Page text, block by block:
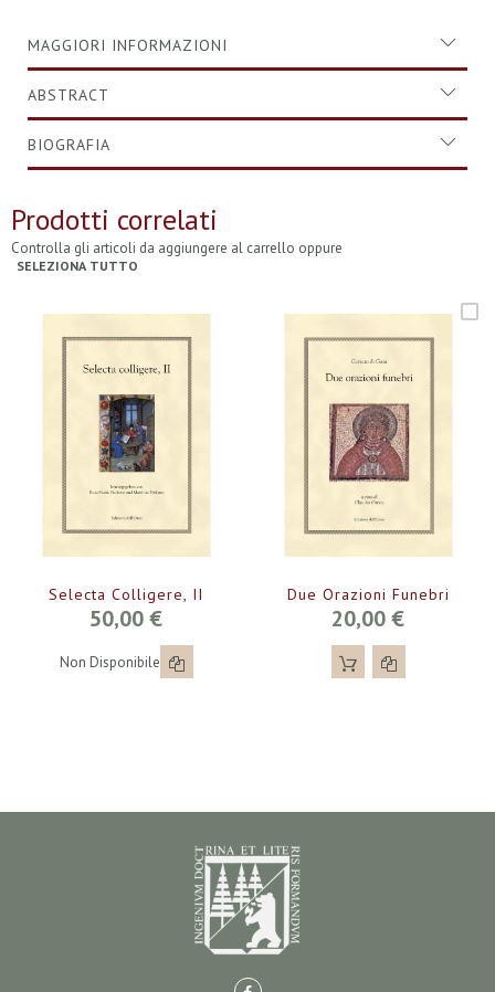
MAGGIORI INFORMAZIONI
ABSTRACT
BIOGRAFIA
Prodotti correlati
Controlla gli articoli da aggiungere al carrello oppure
SELEZIONA TUTTO
Selecta Colligere, II
50,00 €
Non Disponibile
Due Orazioni Funebri
20,00 €